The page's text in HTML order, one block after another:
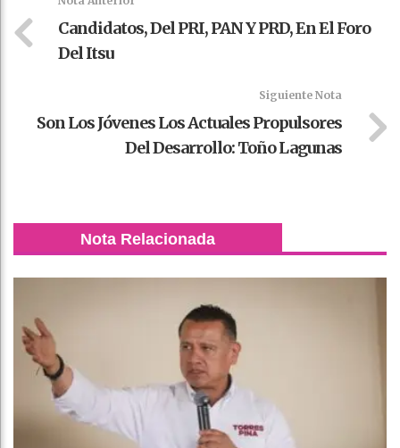
Candidatos, Del PRI, PAN Y PRD, En El Foro
Del Itsu
Siguiente Nota
Son Los Jóvenes Los Actuales Propulsores
Del Desarrollo: Toño Lagunas
Nota Relacionada